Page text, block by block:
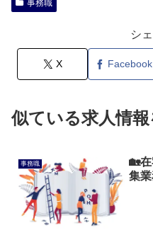
事務職
シ
X Facebook
似ている求人情
事務職
🏡
集